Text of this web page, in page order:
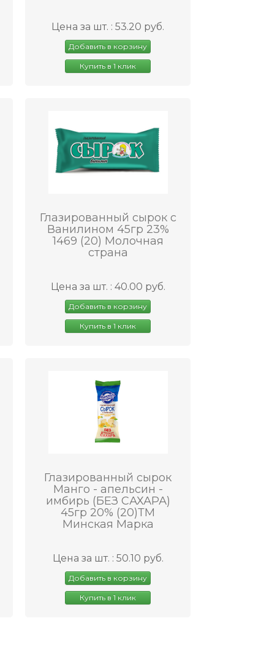
Цена за шт. : 53.20 руб.
Добавить в корзину
Купить в 1 клик
Глазированный сырок с
Ванилином 45гр 23%
1469 (20) Молочная
страна
Цена за шт. : 40.00 руб.
Добавить в корзину
Купить в 1 клик
Глазированный сырок
Манго - апельсин -
имбирь (БЕЗ САХАРА)
45гр 20% (20)ТМ
Минская Марка
Цена за шт. : 50.10 руб.
Добавить в корзину
Купить в 1 клик